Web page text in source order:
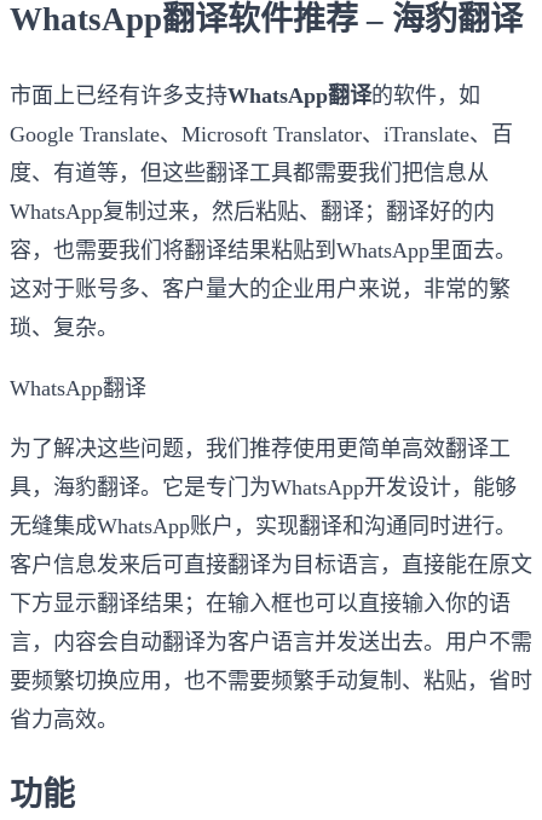
WhatsApp翻译软件推荐 – 海豹翻译
市面上已经有许多支持WhatsApp翻译的软件，如
Google Translate、Microsoft Translator、iTranslate、百
度、有道等，但这些翻译工具都需要我们把信息从
WhatsApp复制过来，然后粘贴、翻译；翻译好的内
容，也需要我们将翻译结果粘贴到WhatsApp里面去。
这对于账号多、客户量大的企业用户来说，非常的繁
琐、复杂。
WhatsApp翻译
为了解决这些问题，我们推荐使用更简单高效翻译工
具，海豹翻译。它是专门为WhatsApp开发设计，能够
无缝集成WhatsApp账户，实现翻译和沟通同时进行。
客户信息发来后可直接翻译为目标语言，直接能在原文
下方显示翻译结果；在输入框也可以直接输入你的语
言，内容会自动翻译为客户语言并发送出去。用户不需
要频繁切换应用，也不需要频繁手动复制、粘贴，省时
省力高效。
功能